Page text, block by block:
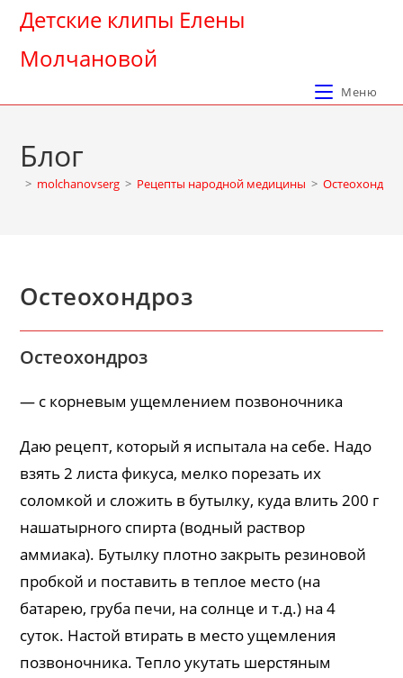
Перейти
содержимому
Детские клипы Елены
Молчановой
Меню
Блог
> molchanovserg > Рецепты народной медицины > Остеохондроз
Остеохондроз
Остеохондроз
— с корневым ущемлением позвоночника
Даю рецепт, который я испытала на себе. Надо
взять 2 листа фикуса, мелко порезать их
соломкой и сложить в бутылку, куда влить 200 г
нашатырного спирта (водный раствор
аммиака). Бутылку плотно закрыть резиновой
пробкой и поставить в теплое место (на
батарею, груба печи, на солнце и т.д.) на 4
суток. Настой втирать в место ущемления
позвоночника. Тепло укутать шерстяным